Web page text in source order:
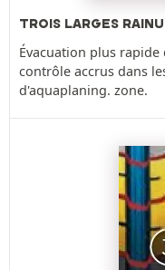
TROIS LARGES
Évacuation plus
contrôle accrus dans
d'aquaplaning. zone.